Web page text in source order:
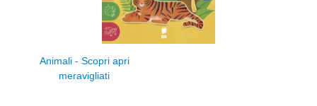
Animali - Scopri apri
meravigliati